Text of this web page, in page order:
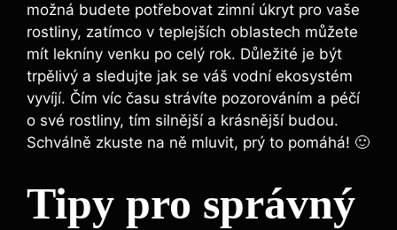
možná budete potřebovat zimní úkryt pro vaše
rostliny, zatímco v teplejších oblastech můžete
mít lekníny venku po celý rok. Důležité je být
trpělivý a sledujte jak se váš vodní ekosystém
vyvíjí. Čím víc času strávíte pozorováním a péčí
o své rostliny, tím silnější a krásnější budou.
Schválně zkuste na ně mluvit, prý to pomáhá! 🙂
Tipy pro správný